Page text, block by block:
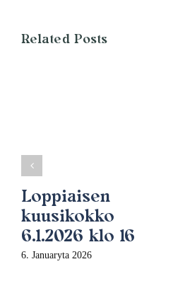
Related Posts
Loppiaisen
kuusikokko
6.1.2026 klo 16
6. Januaryta 2026